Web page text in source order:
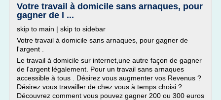
Votre travail à domicile sans arnaques, pour
gagner de l ...
skip to main | skip to sidebar
Votre travail à domicile sans arnaques, pour gagner de
l'argent .
Le travail à domicile sur internet,une autre façon de gagner
de l'argent légalement. Pour un travail sans arnaques
accessible à tous . Désirez vous augmenter vos Revenus ?
Désirez vous travailler de chez vous à temps choisi ?
Découvrez comment vous pouvez gagner 200 ou 300 euros